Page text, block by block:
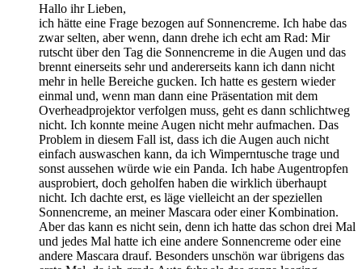
Hallo ihr Lieben,
ich hätte eine Frage bezogen auf Sonnencreme. Ich habe das
zwar selten, aber wenn, dann drehe ich echt am Rad: Mir
rutscht über den Tag die Sonnencreme in die Augen und das
brennt einerseits sehr und andererseits kann ich dann nicht
mehr in helle Bereiche gucken. Ich hatte es gestern wieder
einmal und, wenn man dann eine Präsentation mit dem
Overheadprojektor verfolgen muss, geht es dann schlichtweg
nicht. Ich konnte meine Augen nicht mehr aufmachen. Das
Problem in diesem Fall ist, dass ich die Augen auch nicht
einfach auswaschen kann, da ich Wimperntusche trage und
sonst aussehen würde wie ein Panda. Ich habe Augentropfen
ausprobiert, doch geholfen haben die wirklich überhaupt
nicht. Ich dachte erst, es läge vielleicht an der speziellen
Sonnencreme, an meiner Mascara oder einer Kombination.
Aber das kann es nicht sein, denn ich hatte das schon drei Mal
und jedes Mal hatte ich eine andere Sonnencreme oder eine
andere Mascara drauf. Besonders unschön war übrigens das